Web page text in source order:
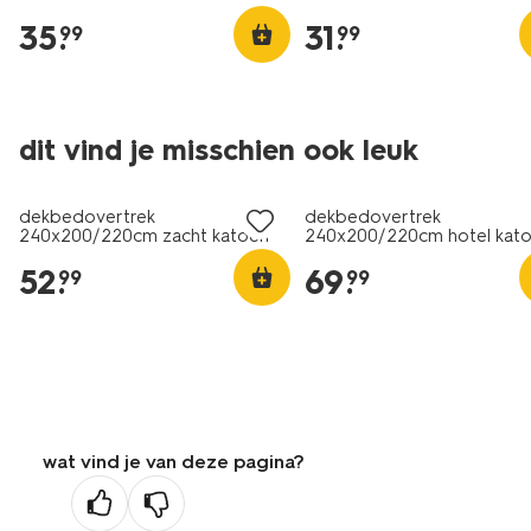
35.
99 31.
99
dit vind je misschien ook leuk
dekbedovertrek
240x200/220cm zacht katoen
52.
99
dekbedovertrek
240x200/220cm hotel
69.
99
wat vind je van deze pagina?